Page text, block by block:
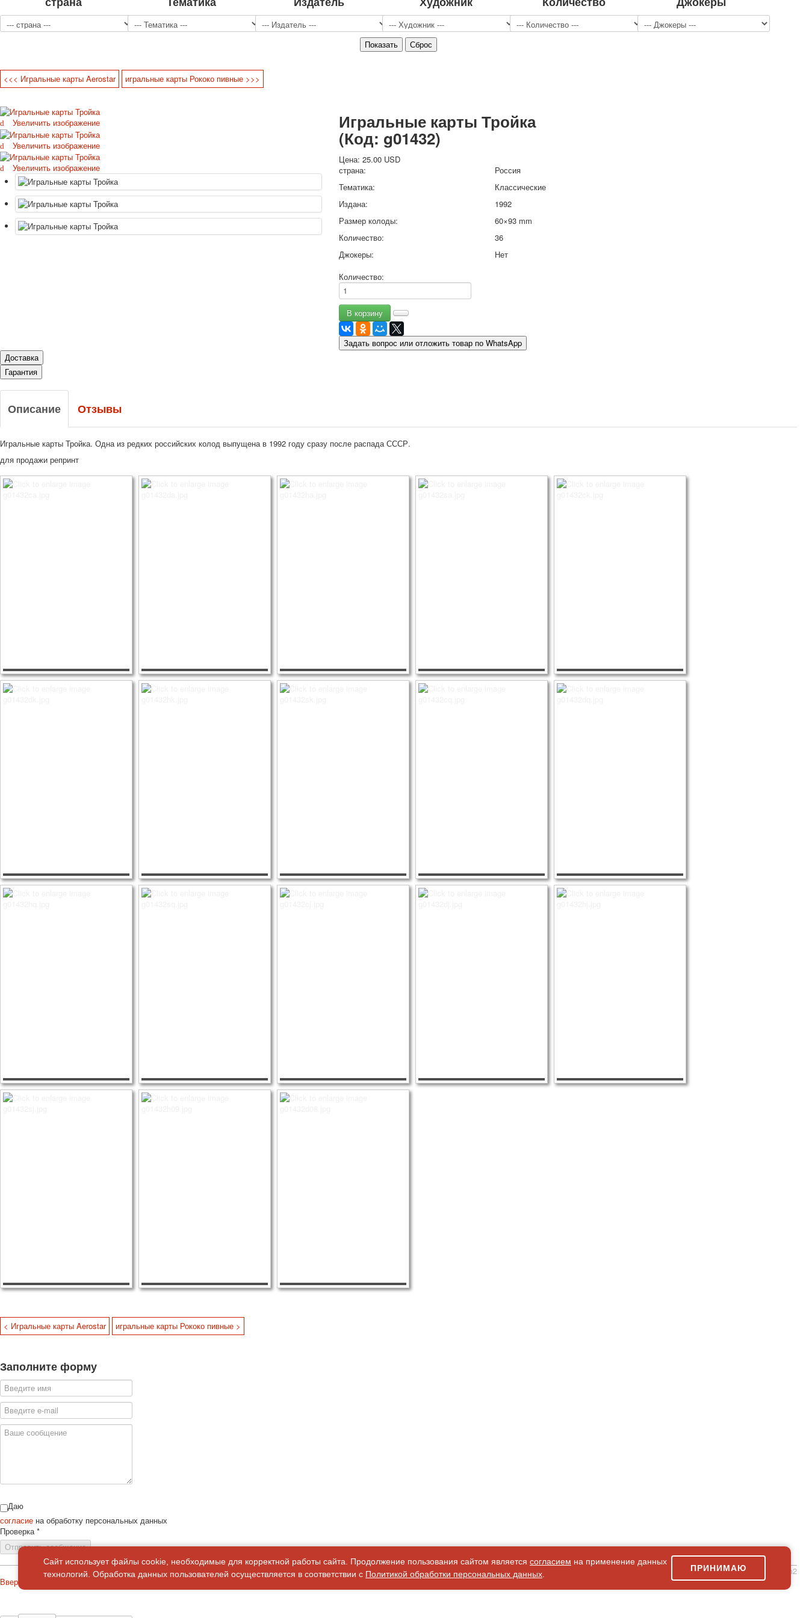
Джокеры
Транспорт
Охота и рыбалка
Открытки
С Новым годом!
8 марта
23 февраля
Свадьба
1 мая
Октябрьская революция
9 мая - день победы
1 сентября школа
Приглашение
Новости
Новости карточных колод
Избранное
<<< Игральные карты Aerostar игральные карты Рококо пивные >>>
Увеличить изображение
Увеличить изображение
Увеличить изображение
Игральные карты Тройка
(Код: g01432)
Цена:25.00 USD
страна:
Россия
Тематика:
Классические
Издана:
1992
Размер колоды:
60×93 mm
Количество:
36
Джокеры:
Нет
Количество:
Задать вопрос или отложить товар по WhatsApp
Доставка
Гарантия
Описание Отзывы
Игральные карты Тройка. Одна из редких российских колод выпущена в 1992 году сразу после распада СССР.
для продажи репринт
< Игральные карты Aerostar игральные карты Рококо пивные >
Заполните форму
Даю
согласие на обработку персональных данных
Проверка *
Отправить сообщение
simpleForm2
Вверх
Сайт использует файлы cookie, необходимые для корректной работы сайта. Продолжение пользования сайтом является согласием на применение данных
технологий. Обработка данных пользователей осуществляется в соответствии с Политикой обработки персональных данных
ПРИНИМАЮ